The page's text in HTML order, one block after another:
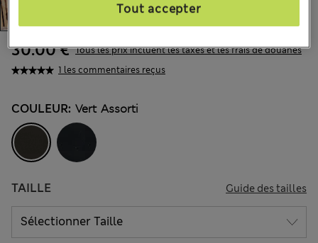
1 les commentaires reçus
30.00 € Tous les prix incluent les taxes et les frais de douanes
COULEUR: Vert Assorti
TAILLE Guide des tailles
Tout accepter